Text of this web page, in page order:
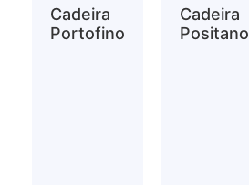
Cadeira
Portofino
Cadeira
Positano